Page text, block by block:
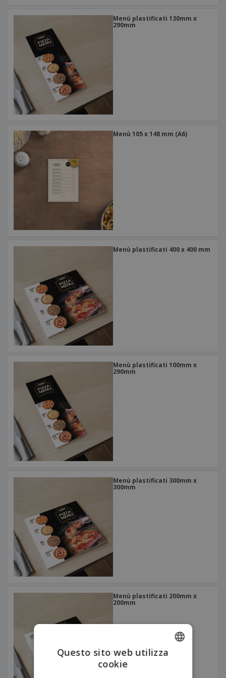
Menù plastificati 130mm x
290mm
Menù 105 x 148 mm (A6)
Menù plastificati 400 x 400 mm
Menù plastificati 100mm x
290mm
Menù plastificati 300mm x
300mm
Menù plastificati 200mm x
200mm
Questo sito web utilizza
cookie